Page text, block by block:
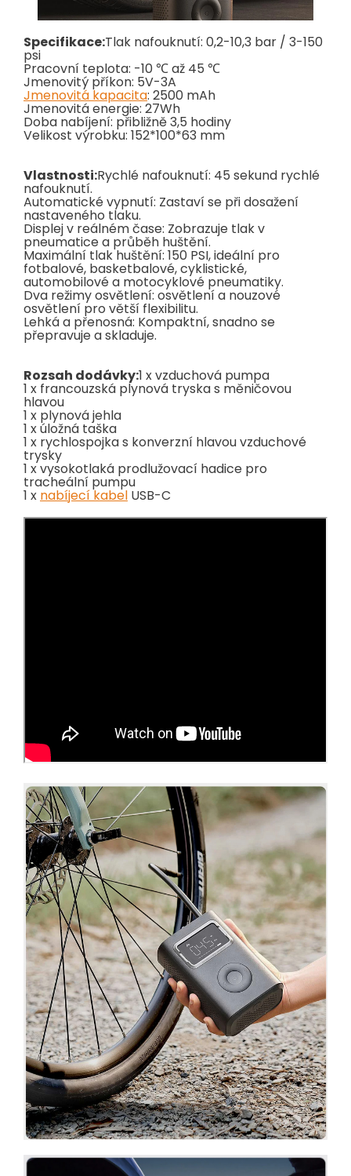
Specifikace:Tlak nafouknutí: 0,2-10,3 bar / 3-150
psi
Pracovní teplota: -10 ℃ až 45 ℃
Jmenovitý příkon: 5V-3A
Jmenovitá kapacita: 2500 mAh
Jmenovitá energie: 27Wh
Doba nabíjení: přibližně 3,5 hodiny
Velikost výrobku: 152*100*63 mm
Vlastnosti:Rychlé nafouknutí: 45 sekund rychlé
nafouknutí.
Automatické vypnutí: Zastaví se při dosažení
nastaveného tlaku.
Displej v reálném čase: Zobrazuje tlak v
pneumatice a průběh huštění.
Maximální tlak huštění: 150 PSI, ideální pro
fotbalové, basketbalové, cyklistické,
automobilové a motocyklové pneumatiky.
Dva režimy osvětlení: osvětlení a nouzové
osvětlení pro větší flexibilitu.
Lehká a přenosná: Kompaktní, snadno se
přepravuje a skladuje.
Rozsah dodávky:1 x vzduchová pumpa
1 x francouzská plynová tryska s měničovou
hlavou
1 x plynová jehla
1 x úložná taška
1 x rychlospojka s konverzní hlavou vzduchové
trysky
1 x vysokotlaká prodlužovací hadice pro
tracheální pumpu
1 x nabíjecí kabel USB-C